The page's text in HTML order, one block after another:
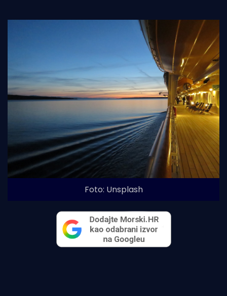
Foto: Unsplash